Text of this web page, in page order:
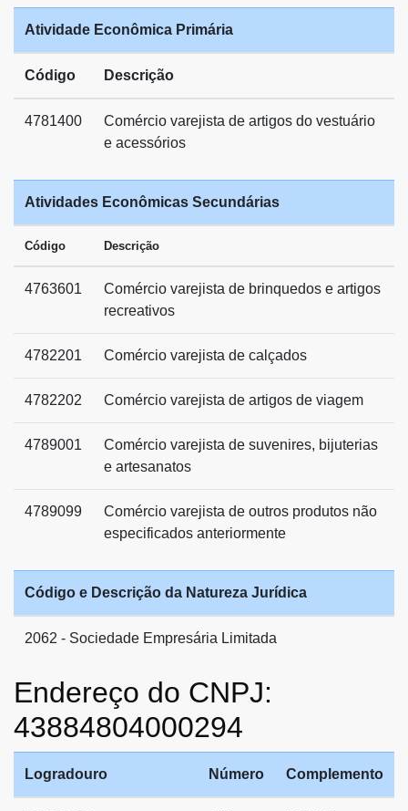
Atividade Econômica Primária
Código Descrição
4781400
Comércio varejista de artigos do vestuário
e acessórios
Atividades Econômicas Secundárias
Código Descrição
4763601
Comércio varejista de brinquedos e artigos
recreativos
4782201 Comércio varejista de calçados
4782202 Comércio varejista de artigos de viagem
4789001
Comércio varejista de suvenires, bijuterias
e artesanatos
4789099
Comércio varejista de outros produtos não
especificados anteriormente
Código e Descrição da Natureza Jurídica
2062 - Sociedade Empresária Limitada
Endereço do CNPJ:
43884804000294
Logradouro Número Complemento